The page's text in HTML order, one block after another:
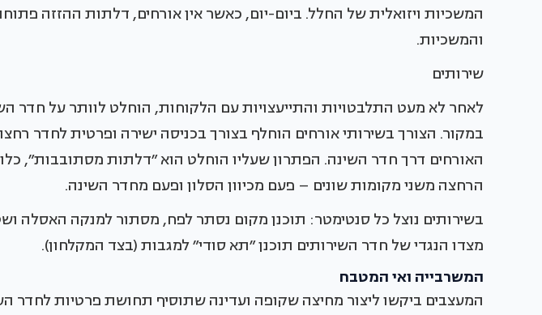
המשכיות ויזואלית של החלל. ביום-יום, כאשר אין אורחים, דלתות ההזזה
והמשכיות.
שירותים
לאחר לא מעט התלבטויות והתייעצויות עם הלקוחות, הוחלט לוותר על חדר
במקור. הצורך בשירותי אורחים הוחלף בצורך בכניסה ישירה ופרטית לחדר
האורחים דרך חדר השינה. הפתרון שעליו הוחלט הוא ״דלתות מסתובבות״,
הרחצה משני מקומות שונים – פעם מכיוון הסלון ופעם מחדר השינה.
בשירותים נוצל כל סנטימטר: תוכנן מקום נסתר לפח, מסתור למנקה האסלה
מצדו הנגדי של חדר השירותים תוכנן ״תא סודי״ למגבות (בצד המקלחון).
המשרבייה ואי המטבח
המעצבים ביקשו ליצור מחיצה שקופה ועדינה שתוסיף תחושת פרטיות לחדר